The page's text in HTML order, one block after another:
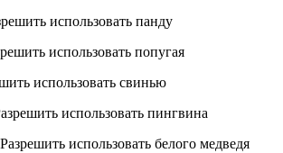
использовать панду
использовать попугая
использовать свинью
использовать пингвина
использовать белого медведя